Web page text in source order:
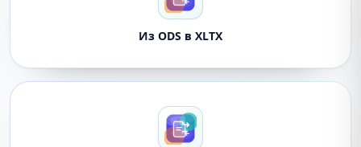
Из ODS в XLTX